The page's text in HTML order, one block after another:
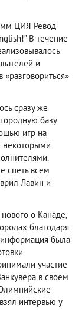
ЦИЯ Ревод
В течение
и
сразу же
базу
игр на
некоторыми
спеть всем
Лавин и
о Канаде,
благодаря
информация была
участие
в своем
интервью у